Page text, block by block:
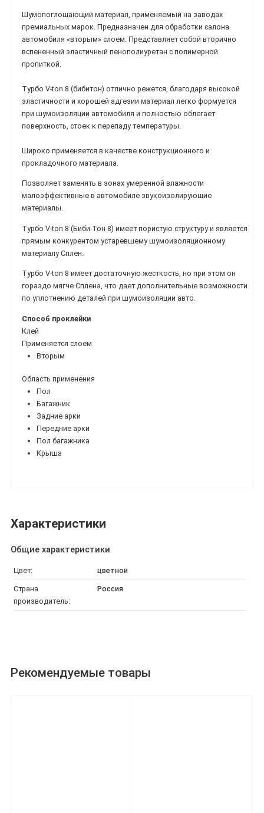
Шумопоглощающий материал, применяемый на заводах
премиальных марок. Предназначен для обработки салона
автомобиля «вторым» слоем. Представляет собой вторично
вспененный эластичный пенополиуретан с полимерной
пропиткой.
Турбо V-ton 8 (бибитон) отлично режется, благодаря высокой
эластичности и хорошей адгезии материал легко формуется
при шумоизоляции автомобиля и полностью облегает
поверхность, стоек к перепаду температуры.
Широко применяется в качестве конструкционного и
прокладочного материала.
Позволяет заменять в зонах умеренной влажности
малоэффективные в автомобиле звукоизолирующие
материалы.
Турбо V-ton 8 (Биби-Тон 8) имеет пористую структуру и является
прямым конкурентом устаревшему шумоизоляционному
материалу Сплен.
Турбо V-ton 8 имеет достаточную жесткость, но при этом он
гораздо мягче Сплена, что дает дополнительные возможности
по уплотнению деталей при шумоизоляции авто.
Способ проклейки
Клей
Применяется слоем
Вторым
Область применения
Пол
Багажник
Задние арки
Передние арки
Пол багажника
Крыша
Характеристики
Общие характеристики
Цвет: цветной
Страна
производитель:
Россия
Рекомендуемые товары